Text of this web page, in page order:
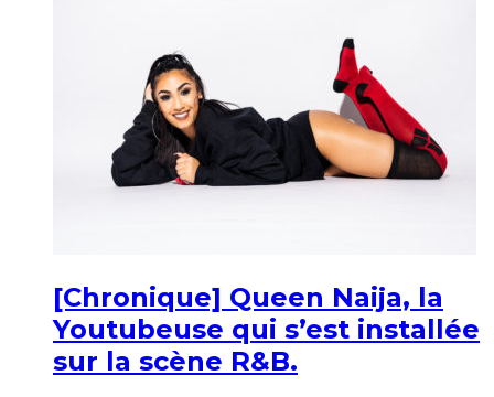
[Chronique] Queen Naija, la
Youtubeuse qui s’est installée
sur la scène R&B.